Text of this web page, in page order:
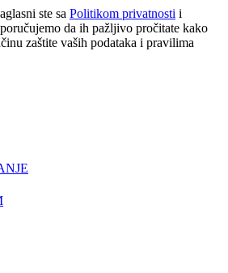
ste sa Politikom privatnosti i
da ih pažljivo pročitate kako
zaštite vaših podataka i pravilima